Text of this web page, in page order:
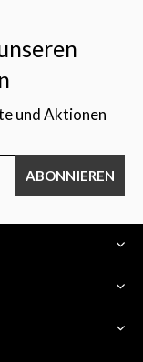
und Aktionen
ABONNIEREN